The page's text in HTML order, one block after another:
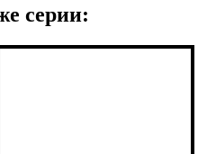
серии: